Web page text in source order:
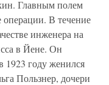
Главным полем
операции. В течение
инженера на
в Йене. Он
1923 году женился
Пользнер, дочери